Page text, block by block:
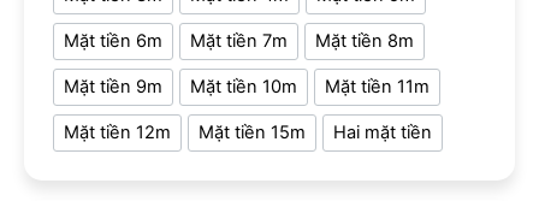
Mặt tiền 6m Mặt tiền 7m Mặt tiền 8m
Mặt tiền 9m Mặt tiền 10m Mặt tiền 11m
Mặt tiền 12m Mặt tiền 15m Hai mặt tiền